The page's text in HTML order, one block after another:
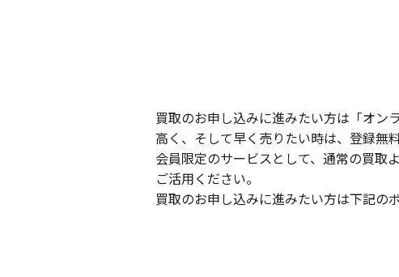
買取のお申し込みに進みたい方は「オン
高く、そして早く売りたい時は、登録無
会員限定のサービスとして、通常の買取
ご活用ください。
買取のお申し込みに進みたい方は下記の